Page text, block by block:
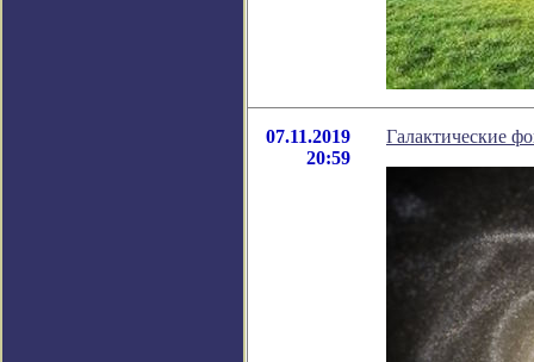
07.11.2019
20:59
Галактические